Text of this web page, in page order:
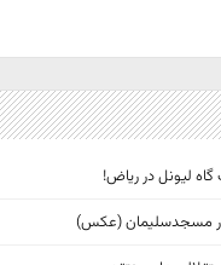
گاه لیونل در ریاض!
در مسجدسلیمان (عکس)